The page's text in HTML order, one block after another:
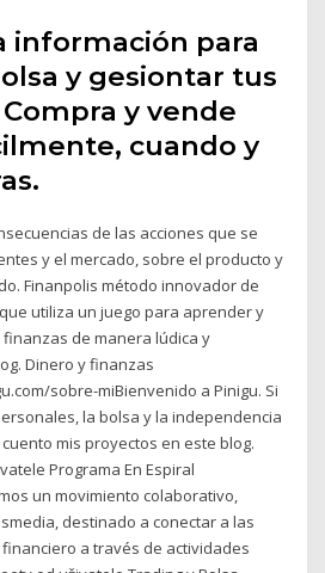
información para
y gesiontar tus
y vende
cuando y
de las acciones que se
y el mercado, sobre el producto y
Finanpolis método innovador de
utiliza un juego para aprender y
de manera lúdica y
Dinero y finanzas
sobre-miBienvenido a Pinigu. Si
la bolsa y la independencia
mis proyectos en este blog.
Programa En Espiral
un movimiento colaborativo,
destinado a conectar a las
a través de actividades